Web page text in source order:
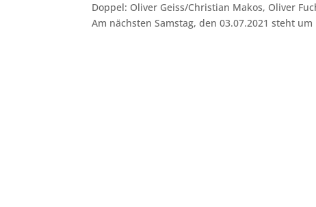
Doppel: Oliver Geiss/Christian Makos, Oliver
Am nächsten Samstag, den 03.07.2021 steht um